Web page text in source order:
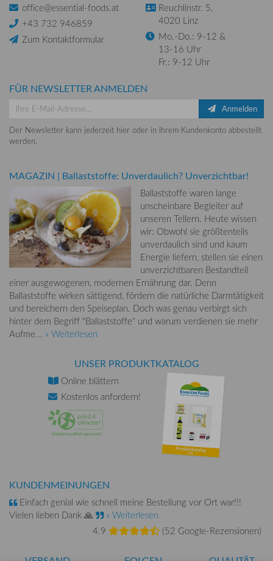
office@essential-foods.at
+43 732 946859
Zum Kontaktformular
Reuchlinstr. 5,
4020 Linz
Mo.-Do.: 9-12 &
13-16 Uhr
Fr.: 9-12 Uhr
FÜR NEWSLETTER ANMELDEN
Anmelden
Der Newsletter kann jederzeit hier oder in Ihrem Kundenkonto abbestellt
werden.
MAGAZIN | Ballaststoffe: Unverdaulich? Unverzichtbar!
Ballaststoffe waren lange
unscheinbare Begleiter auf
unseren Tellern. Heute wissen
wir: Obwohl sie größtenteils
unverdaulich sind und kaum
Energie liefern, stellen sie einen
unverzichtbaren Bestandteil
einer ausgewogenen, modernen Ernährung dar. Denn
Ballaststoffe wirken sättigend, fördern die natürliche Darmtätigkeit
und bereichern den Speiseplan. Doch was genau verbirgt sich
hinter dem Begriff "Ballaststoffe" und warum verdienen sie mehr
Aufme... » Weiterlesen
UNSER PRODUKTKATALOG
Online blättern
Kostenlos anfordern!
KUNDENMEINUNGEN
Einfach genial wie schnell meine Bestellung vor Ort war!!!
Vielen lieben Dank 🙏
» Weiterlesen
4.9
(52 Google-Rezensionen)